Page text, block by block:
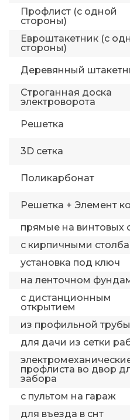
Профлист (с одной
стороны)
Евроштакетник (с
стороны)
Деревянный
Строганная доска
электроворота
Решетка
3D сетка
Поликарбонат
Решетка + Элемент
прямые на винтовых
с кирпичными
установка под ключ
на ленточном
с дистанционным
открытием
из профильной трубы
для дачи из сетки
профлиста во двор
забора
с пультом на гараж
для въезда в снт